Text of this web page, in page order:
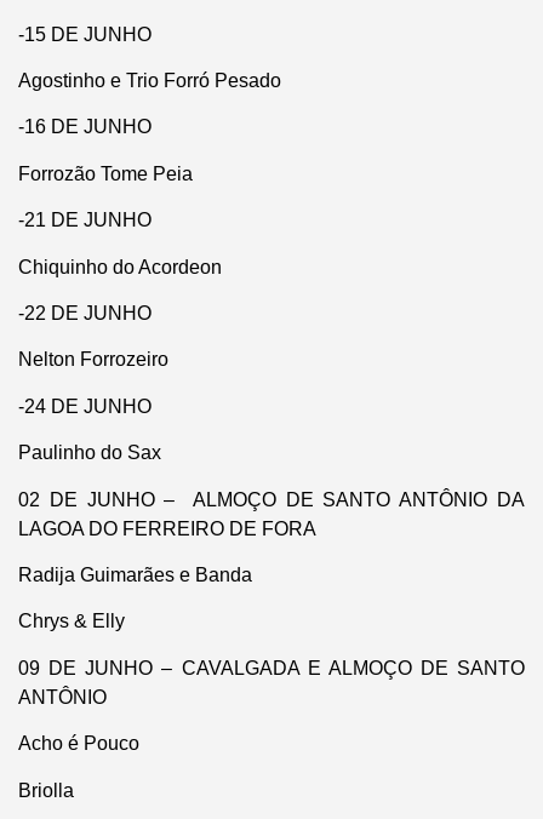
-15 DE JUNHO
Agostinho e Trio Forró Pesado
-16 DE JUNHO
Forrozão Tome Peia
-21 DE JUNHO
Chiquinho do Acordeon
-22 DE JUNHO
Nelton Forrozeiro
-24 DE JUNHO
Paulinho do Sax
02 DE JUNHO – ALMOÇO DE SANTO ANTÔNIO DA
LAGOA DO FERREIRO DE FORA
Radija Guimarães e Banda
Chrys & Elly
09 DE JUNHO – CAVALGADA E ALMOÇO DE SANTO
ANTÔNIO
Acho é Pouco
Briolla